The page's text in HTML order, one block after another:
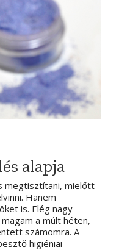
alapja
megtisztítani, mielőtt
Hanem
is. Elég nagy
a múlt héten,
számomra. A
higiéniai